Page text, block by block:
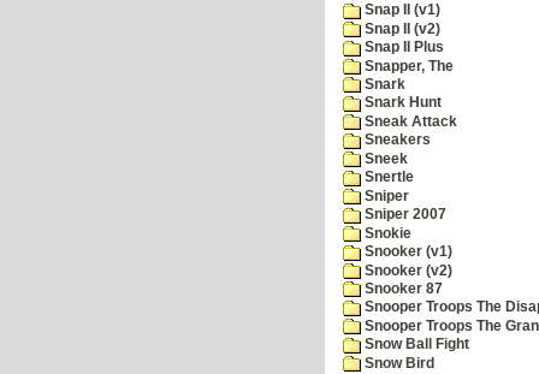
Snap II (v1)
Snap II (v2)
Snap II Plus
Snapper, The
Snark
Snark Hunt
Sneak Attack
Sneakers
Sneek
Snertle
Sniper
Sniper 2007
Snokie
Snooker (v1)
Snooker (v2)
Snooker 87
Snooper Troops The
Snooper Troops The
Snow Ball Fight
Snow Bird